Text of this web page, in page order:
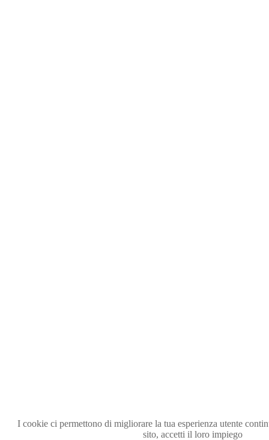
I cookie ci permettono di migliorare la tua esperienza utente
sito, accetti il loro impiego